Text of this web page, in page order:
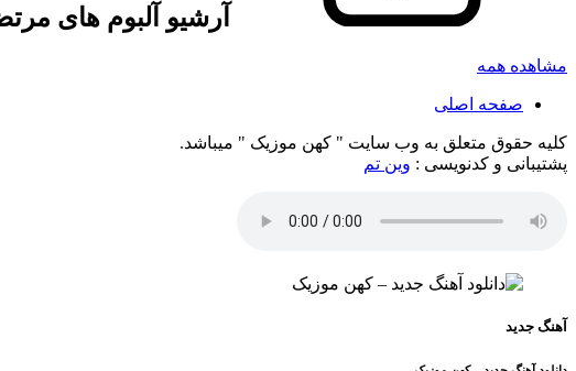
آرشیو آلبوم های
مشاهده همه
صفحه اصلی
کلیه حقوق متعلق به وب سایت " کهن موزیک " میباشد.
پشتیبانی و کدنویسی : وین تم
آهنگ جدید